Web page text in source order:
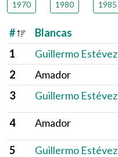
1970 1980 1985
# Blancas
1
Guillermo Estévez
2
Amador
3
Guillermo Estévez
4 Amador
5 Guillermo Estévez